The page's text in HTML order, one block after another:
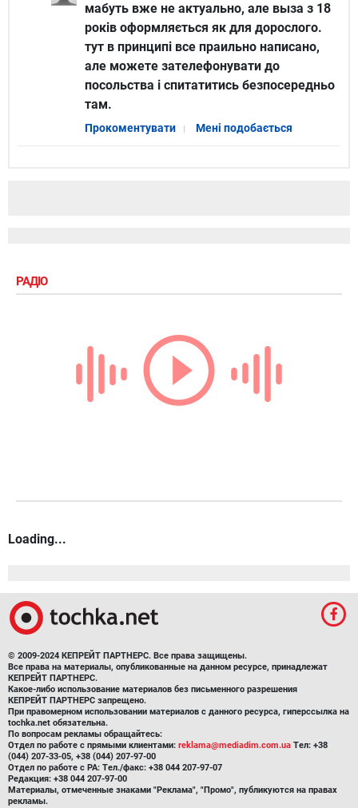
мабуть вже не актуально, але выза з 18
років оформляється як для дорослого.
тут в принципі все праильно написано,
але можете зателефонувати до
посольства і спитатитись безпосередньо
там.
Прокоментувати Мені подобається
РАДІО
Loading...
© 2009-2024 КЕПРЕЙТ ПАРТНЕРС. Все права защищены.
Все права на материалы, опубликованные на данном ресурсе, принадлежат
КЕПРЕЙТ ПАРТНЕРС.
Какое-либо использование материалов без письменного разрешения
КЕПРЕЙТ ПАРТНЕРС запрещено.
При правомерном использовании материалов с данного ресурса, гиперссылка на
tochka.net обязательна.
По вопросам рекламы обращайтесь:
Отдел по работе с прямыми клиентами: reklama@mediadim.com.ua Тел: +38
(044) 207-33-05, +38 (044) 207-97-00
Отдел по работе с РА: Тел./факс: +38 044 207-97-07
Редакция: +38 044 207-97-00
Материалы, отмеченные знаками "Реклама", "Промо", публикуются на правах
рекламы.